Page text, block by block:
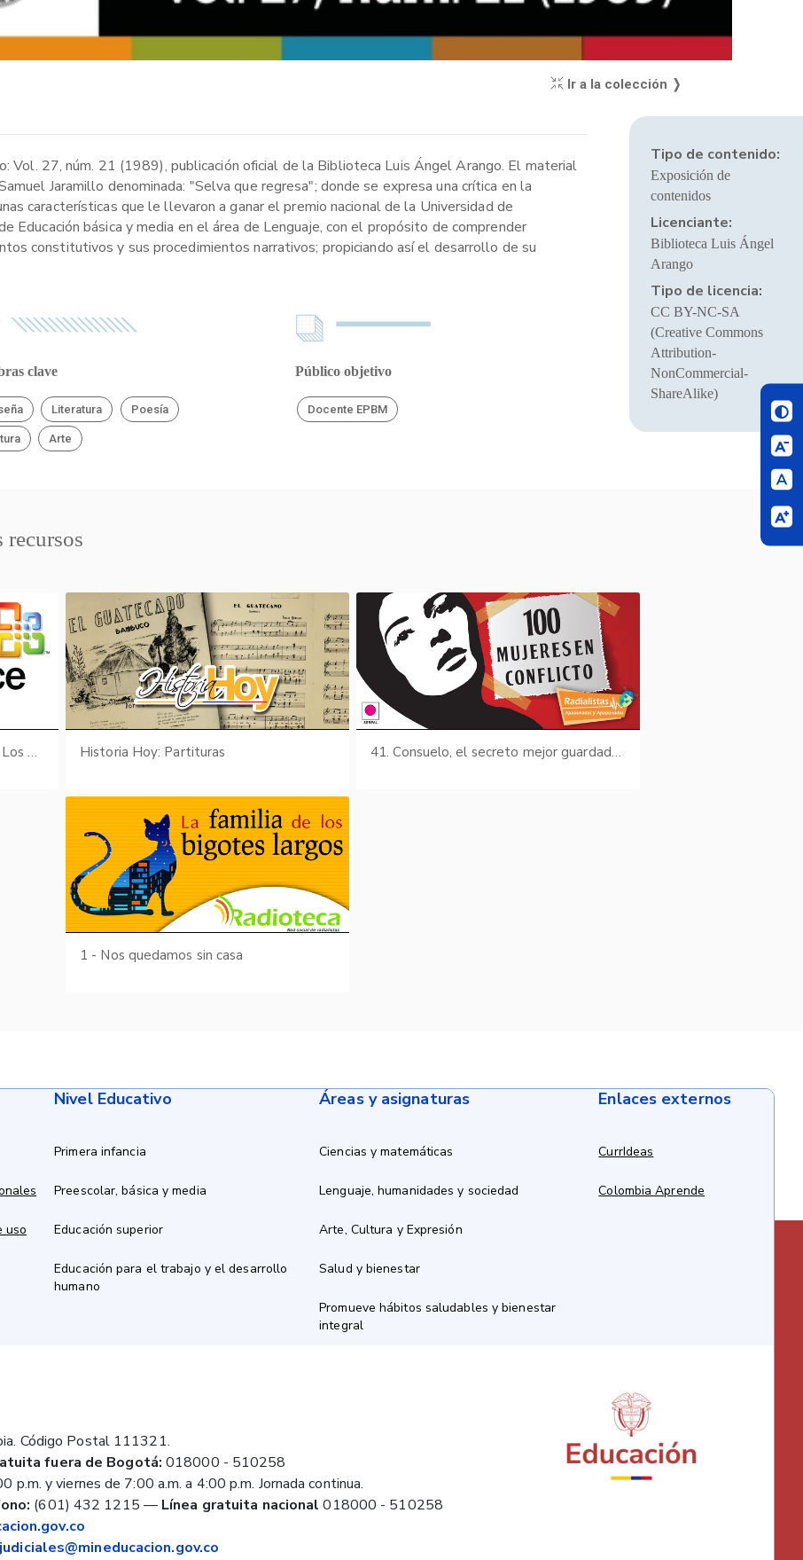
Ir a la colección ❭
Vol. 27, núm. 21 (1989), publicación oficial de la Biblioteca Luis Ángel Arango. El material
Jaramillo denominada: "Selva que regresa"; donde se expresa una crítica en la
características que le llevaron a ganar el premio nacional de la Universidad de
básica y media en el área de Lenguaje, con el propósito de comprender
constitutivos y sus procedimientos narrativos; propiciando así el desarrollo de su
clave
Literatura Poesía
Arte
Público objetivo
Docente EPBM
Tipo de contenido:
Exposición de
contenidos
Licenciante:
Biblioteca Luis Ángel
Arango
Tipo de licencia:
CC BY-NC-SA
(Creative Commons
Attribution-
NonCommercial-
ShareAlike)
recursos
Actividades para el aula - EGB 1 - Los Animales (Sopa de letras: Los animales) parte II de III Historia Hoy: Partituras 41. Consuelo, el secreto mejor guardado - historia
1 - Nos quedamos sin casa
uso
Nivel Educativo
Primera infancia
Preescolar, básica y media
Educación superior
Educación para el trabajo y el desarrollo
humano
Áreas y asignaturas
Ciencias y matemáticas
Lenguaje, humanidades y sociedad
Arte, Cultura y Expresión
Salud y bienestar
Promueve hábitos saludables y bienestar
integral
Enlaces externos
CurrIdeas
Colombia Aprende
Código Postal 111321.
fuera de Bogotá: 018000 - 510258
p.m. y viernes de 7:00 a.m. a 4:00 p.m. Jornada continua.
(601) 432 1215 — Línea gratuita nacional 018000 - 510258